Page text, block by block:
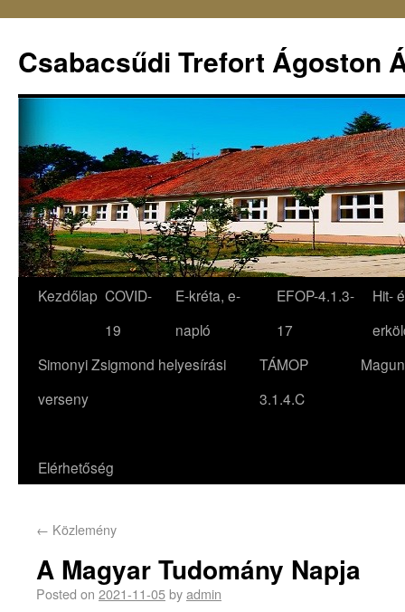
Csabacsűdi Trefort Ágoston
Kezdőlap COVID-
19
E-kréta, e-
napló
EFOP-4.1.3-
17
Hit-
Simonyi Zsigmond helyesírási
verseny
TÁMOP
3.1.4.C
Elérhetőség
← Közlemény
A Magyar Tudomány Napja
Posted on 2021-11-05byadmin